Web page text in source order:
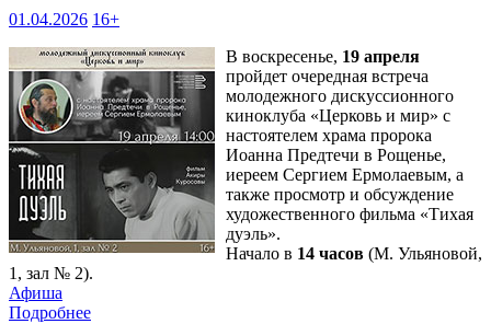
01.04.2026 16+
В воскресенье, 19 апреля
пройдет очередная встреча
молодежного дискуссионного
киноклуба «Церковь и мир» с
настоятелем храма пророка
Иоанна Предтечи в Рощенье,
иереем Сергием Ермолаевым, а
также просмотр и обсуждение
художественного фильма «Тихая
дуэль».
Начало в 14 часов (М. Ульяновой,
1, зал № 2).
Афиша
Подробнее